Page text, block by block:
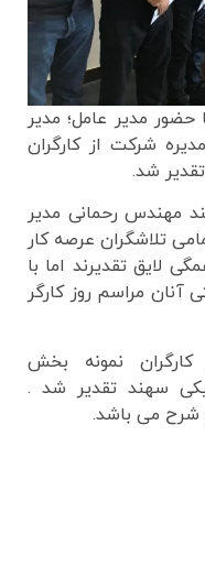
حضور مدیر عامل؛ مدیر
شرکت از کارگران
شد.
مهندس رحمانی مدیر
تلاشگران عرصه کار
لایق تقدیرند اما با
آنان مراسم روز کارگر
کارگران نمونه بخش
سهند تقدیر شد .
شرح می باشد.